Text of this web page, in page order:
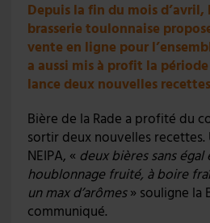
Depuis la fin du mois d’avril,
brasserie toulonnaise
vente en ligne pour
a aussi mis à profit la
lance deux nouvelles
Bière de la Rade a profité du
sortir deux nouvelles recettes.
NEIPA, « deux bières sans
houblonnage fruité, à boire
un max d’arômes» souligne la
communiqué.